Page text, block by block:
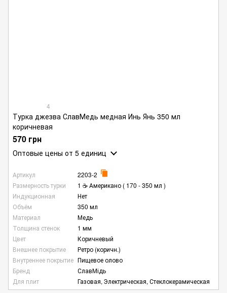
4
Турка джезва СлавМедь медная Инь Янь 350 мл
коричневая
570 грн
Оптовые цены от 5 единиц
Артикул
2203-2
Размерность турки
1 ☕ Американо ( 170 - 350 мл )
Индукционная
Нет
Объём
350 мл
Материал
Медь
Толщина стенок
1 мм
Цвет
Коричневый
Внешнее покрытие
Ретро (коричн.)
Внутреннее покрытие Пищевое олово
Бренд
СлавМідь
Для плит
Газовая, Электрическая, Стеклокерамическая